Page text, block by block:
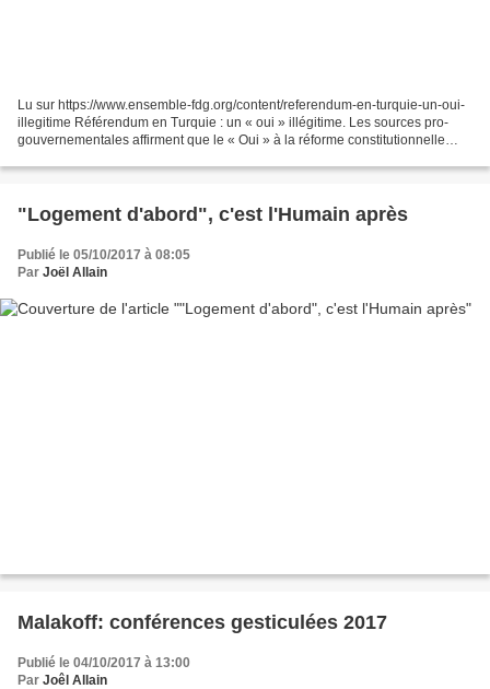
Lu sur https://www.ensemble-fdg.org/content/referendum-en-turquie-un-oui-
illegitime Référendum en Turquie : un « oui » illégitime. Les sources pro-
gouvernementales affirment que le « Oui » à la réforme constitutionnelle
"Logement d'abord", c'est l'Humain après
Publié le 05/10/2017 à 08:05
Par Joël Allain
Malakoff: conférences gesticulées 2017
Publié le 04/10/2017 à 13:00
Par Joêl Allain